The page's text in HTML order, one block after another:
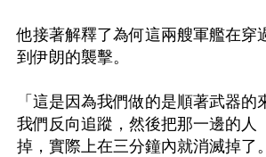
他接著解釋了為何這兩艘軍艦在穿
到伊朗的襲擊。
「這是因為我們做的是順著武器的
我們反向追蹤，然後把那一邊的人
掉，實際上在三分鐘內就消滅掉了